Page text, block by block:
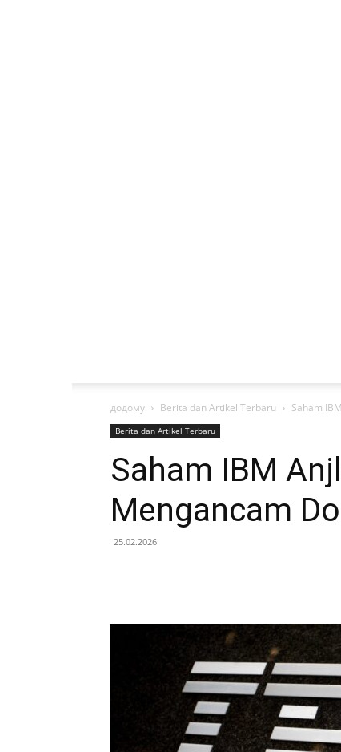
додому Berita dan Artikel Terbaru Saham
Berita dan Artikel Terbaru
Saham IBM
Mengancam
25.02.2026